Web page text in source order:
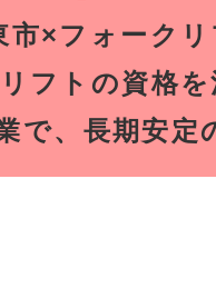
市×フォークリ
フトの資格
で、長期安